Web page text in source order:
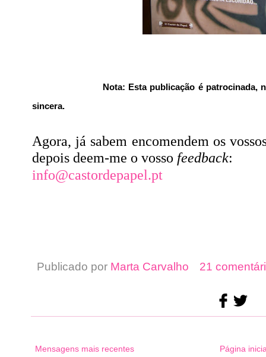
Nota: Esta publicação é patrocinada, no
sincera.
Agora, já sabem encomendem os
depois deem-me o vosso feedback:
info@castordepapel.pt
Publicado por Marta Carvalho 21
Mensagens mais recentes Página